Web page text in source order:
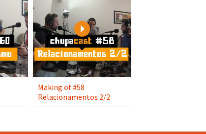
Play
Making of #58
Relacionamentos 2/2